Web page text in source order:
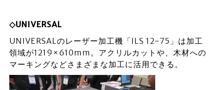
◇UNIVERSAL
UNIVERSALのレーザー加工機「ILS 12-75」は加工
領域が1219×610mm。アクリルカットや、木材への
マーキングなどさまざまな加工に活用できる。